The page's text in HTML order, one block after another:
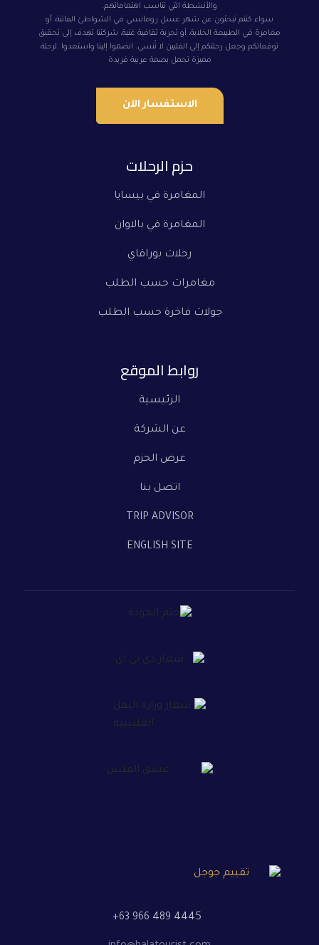
والأنشطة التي تناسب اهتماماتهم.
سواء كنتم تبحثون عن شهر عسل رومانسي في الشواطئ الفاتنة، أو
مغامرة في الطبيعة الخلابة، أو تجربة ثقافية غنية، شركتنا تهدف إلى تحقيق
توقعاتكم وجعل رحلتكم إلى الفلبين لا تُنسى. انضموا إلينا واستعدوا .لرحلة
مميزة تحمل بصمة عربية فريدة
الاستفسار الآن
حزم الرحلات
المغامرة في بيسايا
المغامرة في بالاوان
رحلات بوراقاي
مغامرات حسب الطلب
جولات فاخرة حسب الطلب
روابط الموقع
الرئيسية
عن الشركة
عرض الحزم
اتصل بنا
TRIP ADVISOR
ENGLISH SITE
+63 966 489 4445